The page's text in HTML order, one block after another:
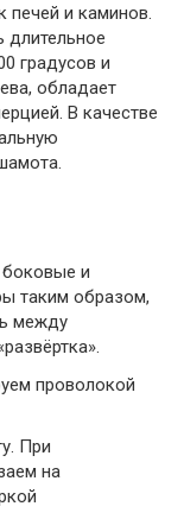
печей и каминов.
градусов и
обладает
В качестве
и
таким образом,
между
проволокой
При
на